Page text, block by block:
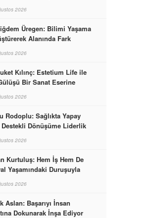
2026
Üregen: Bilimi Yaşama
Alanında Fark
2026
Kılınç: Estetium Life ile
Bir Sanat Eserine
2026
Rodoplu: Sağlıkta Yapay
Destekli Dönüşüme Liderlik
2026
Kurtuluş: Hem İş Hem De
Yaşamındaki Duruşuyla
2026
Aslan: Başarıyı İnsan
Dokunarak İnşa Ediyor